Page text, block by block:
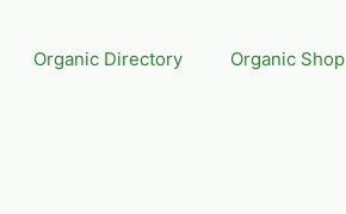
Organic Directory Organic Shop